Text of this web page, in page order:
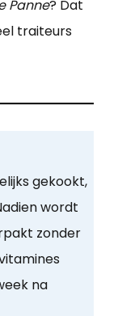
Panne? Dat
traiteurs
gekookt,
wordt
zonder
na